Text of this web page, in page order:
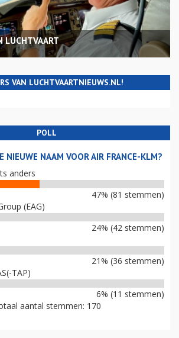
LUCHTVAART
VAN LUCHTVAARTNIEUWS.NL!
POLL
NIEUWE NAAM VOOR AIR FRANCE-KLM?
anders
47% (81 stemmen)
(EAG)
24% (42 stemmen)
21% (36 stemmen)
TAP)
6% (11 stemmen)
aantal stemmen: 170